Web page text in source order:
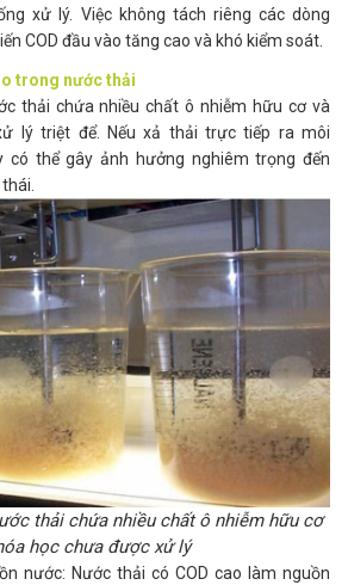
xử lý. Việc không tách riêng các dòng
COD đầu vào tăng cao và khó kiểm soát.
trong nước thải
thải chứa nhiều chất ô nhiễm hữu cơ và
lý triệt để. Nếu xả thải trực tiếp ra môi
có thể gây ảnh hưởng nghiêm trọng đến
thải chứa nhiều chất ô nhiễm hữu cơ
học chưa được xử lý
nước: Nước thải có COD cao làm nguồn